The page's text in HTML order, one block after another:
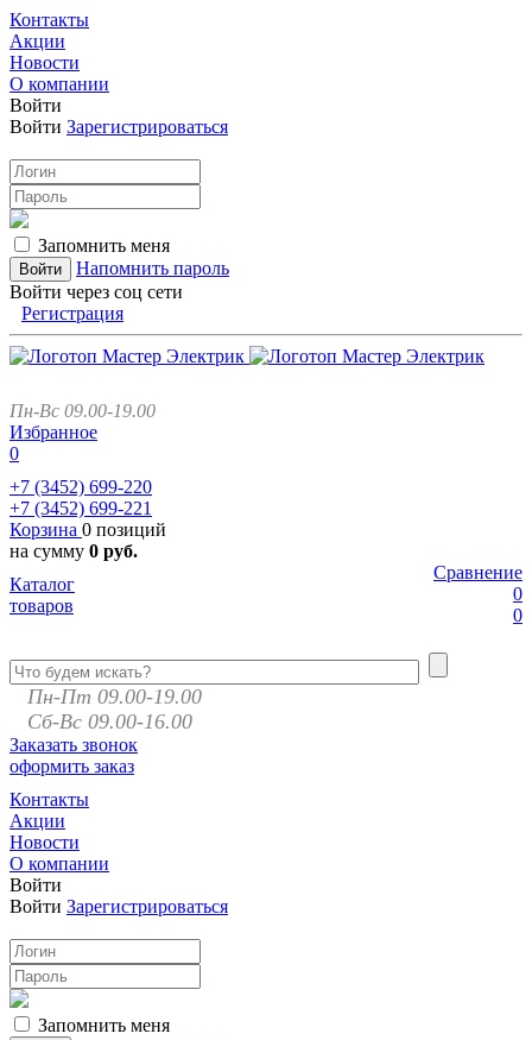
Контакты
Акции
Новости
О компании
Войти
Войти Зарегистрироваться
Запомнить меня
Напомнить пароль
Войти через соц сети
Регистрация
Пн-Вс 09.00-19.00
Избранное
0
+7 (3452) 699-220
+7 (3452) 699-221
Корзина 0 позиций
на сумму 0 руб.
Сравнение
0
0
Каталог
товаров
Пн-Пт 09.00-19.00
Сб-Вс 09.00-16.00
Заказать звонок
оформить заказ
Контакты
Акции
Новости
О компании
Войти
Войти Зарегистрироваться
Запомнить меня